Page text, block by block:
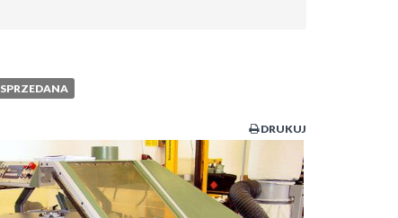
SPRZEDANA
DRUKUJ